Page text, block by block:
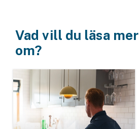
Vad vill du läsa mer
om?